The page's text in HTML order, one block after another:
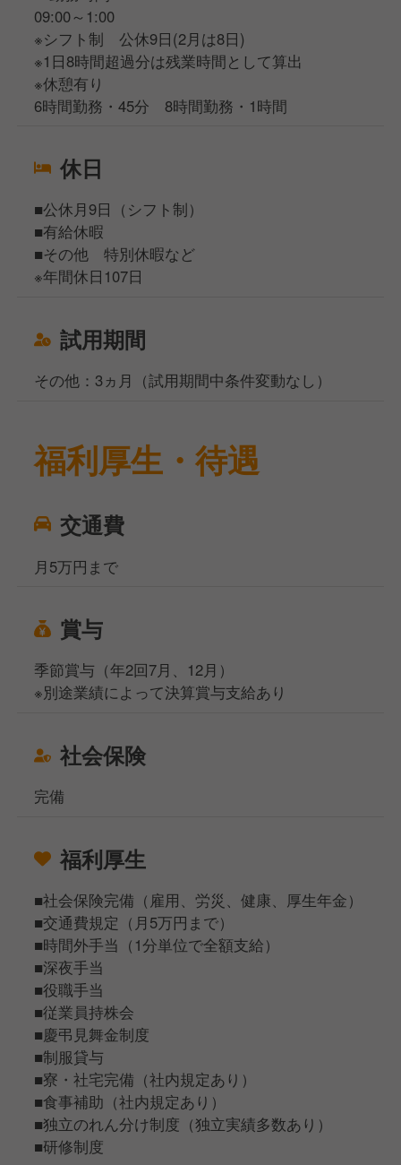
09:00～1:00
※シフト制 公休9日(2月は8日)
※1日8時間超過分は残業時間として算出
※休憩有り
6時間勤務・45分 8時間勤務・1時間
休日
■公休月9日（シフト制）
■有給休暇
■その他 特別休暇など
※年間休日107日
試用期間
その他：3ヵ月（試用期間中条件変動なし）
福利厚生・待遇
交通費
月5万円まで
賞与
季節賞与（年2回7月、12月）
※別途業績によって決算賞与支給あり
社会保険
完備
福利厚生
■社会保険完備（雇用、労災、健康、厚生年金）
■交通費規定（月5万円まで）
■時間外手当（1分単位で全額支給）
■深夜手当
■役職手当
■従業員持株会
■慶弔見舞金制度
■制服貸与
■寮・社宅完備（社内規定あり）
■食事補助（社内規定あり）
■独立のれん分け制度（独立実績多数あり）
■研修制度